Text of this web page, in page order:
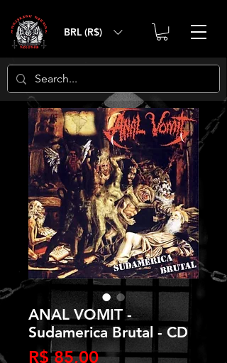
BRL (R$)
ANAL VOMIT -
Sudamerica Brutal - CD
R$ 85,00Preço